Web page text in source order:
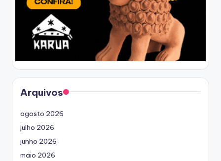
Arquivos
agosto 2026
julho 2026
junho 2026
maio 2026